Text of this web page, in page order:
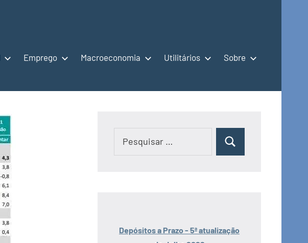
Emprego Macroeconomia Utilitários Sobre
Pesquisar
Depósitos a Prazo - 5ª atualização